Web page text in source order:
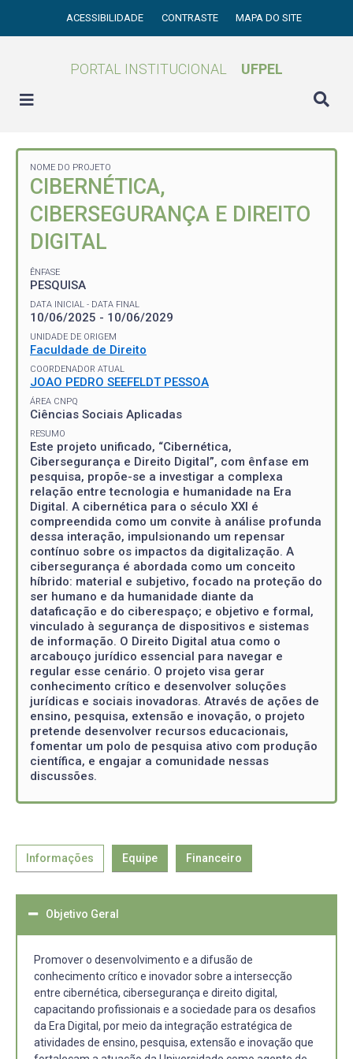
ACESSIBILIDADE CONTRASTE MAPA DO SITE
PORTAL INSTITUCIONAL UFPEL
NOME DO PROJETO
CIBERNÉTICA,
CIBERSEGURANÇA E DIREITO
DIGITAL
ÊNFASE
PESQUISA
DATA INICIAL - DATA FINAL
10/06/2025 - 10/06/2029
UNIDADE DE ORIGEM
Faculdade de Direito
COORDENADOR ATUAL
JOAO PEDRO SEEFELDT PESSOA
ÁREA CNPQ
Ciências Sociais Aplicadas
RESUMO
Este projeto unificado, “Cibernética,
Cibersegurança e Direito Digital”, com ênfase em
pesquisa, propõe-se a investigar a complexa
relação entre tecnologia e humanidade na Era
Digital. A cibernética para o século XXI é
compreendida como um convite à análise profunda
dessa interação, impulsionando um repensar
contínuo sobre os impactos da digitalização. A
cibersegurança é abordada como um conceito
híbrido: material e subjetivo, focado na proteção do
ser humano e da humanidade diante da
dataficação e do ciberespaço; e objetivo e formal,
vinculado à segurança de dispositivos e sistemas
de informação. O Direito Digital atua como o
arcabouço jurídico essencial para navegar e
regular esse cenário. O projeto visa gerar
conhecimento crítico e desenvolver soluções
jurídicas e sociais inovadoras. Através de ações de
ensino, pesquisa, extensão e inovação, o projeto
pretende desenvolver recursos educacionais,
fomentar um polo de pesquisa ativo com produção
científica, e engajar a comunidade nessas
discussões.
Informações Equipe Financeiro
Objetivo Geral
Promover o desenvolvimento e a difusão de
conhecimento crítico e inovador sobre a intersecção
entre cibernética, cibersegurança e direito digital,
capacitando profissionais e a sociedade para os desafios
da Era Digital, por meio da integração estratégica de
atividades de ensino, pesquisa, extensão e inovação que